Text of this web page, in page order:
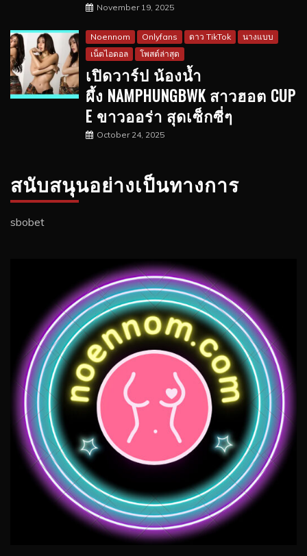
November 19, 2025
Noennom Onlyfans ดาว TikTok
นางแบบ
เน็ตไอดอล
โพสต์ล่าสุด
เปิดวาร์ป น้องน้ำ
ผึ้ง NAMPHUNGBWK สาวฮอต CUP
E ขาวออร่า สุดเซ็กซี่ๆ
October 24, 2025
สนับสนุนอย่างเป็นทางการ
sbobet